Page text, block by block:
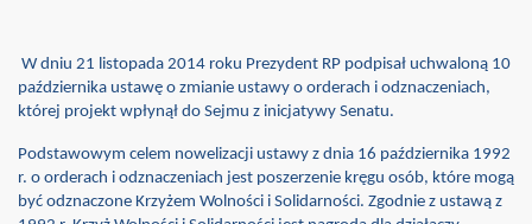
W dniu 21 listopada 2014 roku Prezydent RP podpisał uchwaloną 10
października ustawę o zmianie ustawy o orderach i odznaczeniach,
której projekt wpłynął do Sejmu z inicjatywy Senatu.
Podstawowym celem nowelizacji ustawy z dnia 16 października 1992
r. o orderach i odznaczeniach jest poszerzenie kręgu osób, które mogą
być odznaczone Krzyżem Wolności i Solidarności. Zgodnie z ustawą z